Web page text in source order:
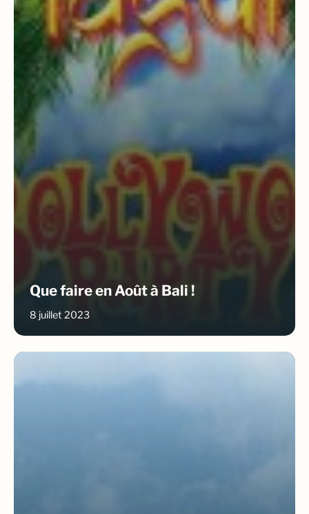
Que faire en Août à Bali !
8 juillet 2023